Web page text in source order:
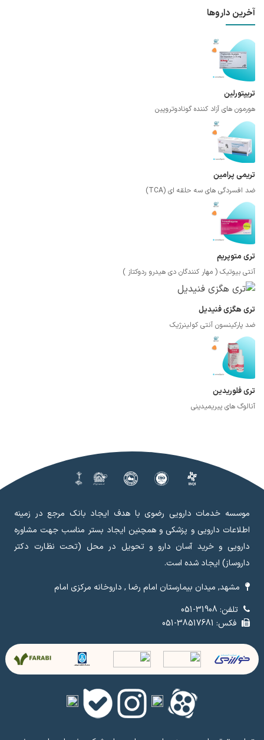
آخرین داروها
تریپتورلین
هورمون های آزاد کننده گونادوتروپین
تریمی پرامین
ضد افسردگی های سه حلقه ای (TCA)
تری متوپریم
آنتی بیوتیک ( مهار کنندگان دی هیدرو ردوکتاز )
تری هگزی فنیدیل
ضد پارکینسون آنتی کولینرژیک
تری فلوریدین
آنالوگ های پیریمیدینی
موسسه خدمات دارویی رضوی با هدف ایجاد بانک مرجع در زمینه
اطلاعات دارویی و پزشکی و همچنین ایجاد بستر مناسب جهت مشاوره
دارویی و خرید آسان دارو و تحویل در محل (تحت نظارت دکتر
داروساز) ایجاد شده است.
مشهد, میدان بیمارستان امام رضا , داروخانه مرکزی امام
تلفن: 31908-051
فکس: 38517681-051